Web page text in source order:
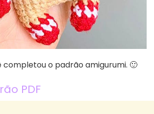
completou o padrão amigurumi. 🙂
PDF